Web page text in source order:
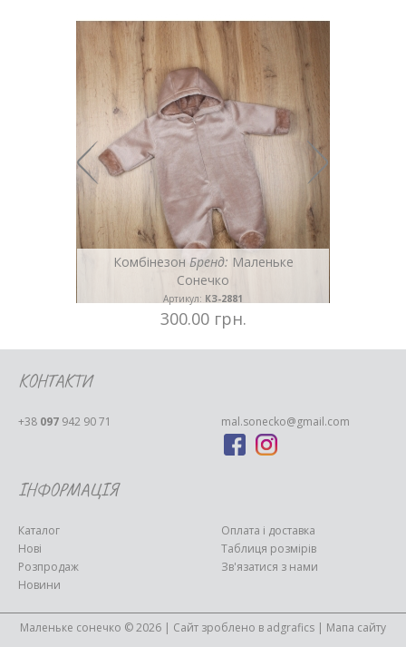
Комбінезон Бренд: Маленьке
Сонечко
Артикул: КЗ-2881
300.00 грн.
КОНТАКТИ
+38 097 942 90 71 mal.sonecko@gmail.com
ІНФОРМАЦІЯ
Каталог
Нові
Розпродаж
Новини
Оплата і доставка
Таблиця розмірів
Зв'язатися з нами
Маленьке сонечко © 2026 | Сайт зроблено в adgrafics | Мапа сайту